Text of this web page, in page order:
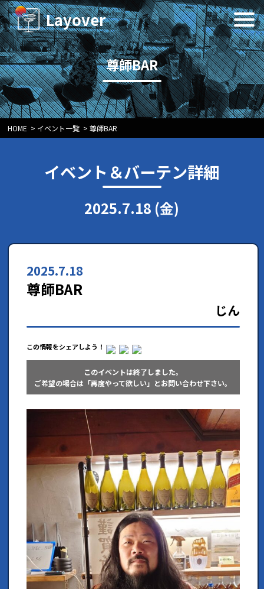
Layover
尊師BAR
HOME > イベント一覧 > 尊師BAR
イベント＆バーテン詳細
2025.7.18 (金)
2025.7.18
尊師BAR
じん
この情報をシェアしよう！
このイベントは終了しました。
ご希望の場合は「再度やって欲しい」とお問い合わせ下さい。